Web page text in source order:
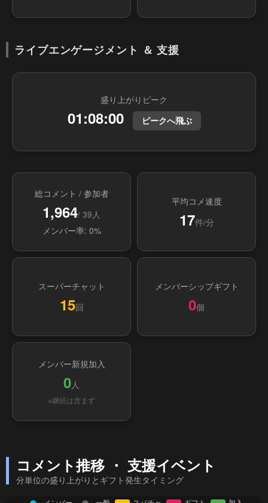
ライブエンゲージメント ＆ 支援
盛り上がりピーク
01:08:00 ピークへ飛ぶ
総コメント / 参加者
1,964/ 39人
メンバー率: 0%
平均コメ速度
17件/分
スーパーチャット
15回
メンバーシップギフト
0個
メンバー新規加入
0人
※継続は含まず
コメント推移 ・ 支援イベント
分単位の盛り上がりとギフト発生タイミング